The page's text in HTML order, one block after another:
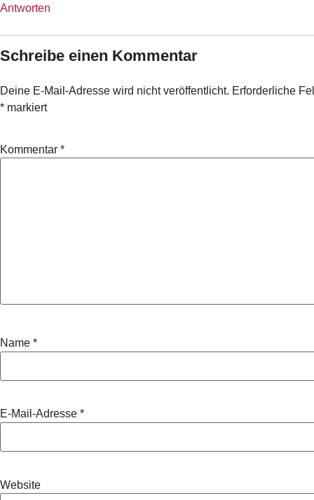
Antworten
Schreibe einen Kommentar
Deine E-Mail-Adresse wird nicht veröffentlicht. Erforderliche
* markiert
Kommentar *
Name *
E-Mail-Adresse *
Website